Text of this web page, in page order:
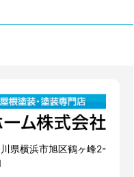
県横浜市旭区鶴ヶ峰2-